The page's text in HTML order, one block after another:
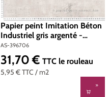
Papier peint Imitation Béton
Industriel gris argenté -
Stories of Life d'A.S. Création
| Réf. AS-396706
AS-396706
5,95 €TTC / m2
Prix régulier :
31,70 € TTC le rouleau